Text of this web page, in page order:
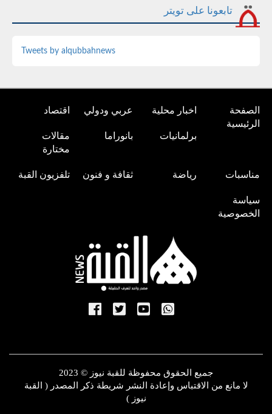
تابعونا على تويتر
Tweets by alqubbahnews
الصفحة
الرئيسية
اخبار محلية عربي ودولي اقتصاد
برلمانيات بانوراما
مقالات
مختارة
مناسبات رياضة ثقافة و فنون تلفزيون القبة
سياسة
الخصوصية
جميع الحقوق محفوظة للقبة نيوز © 2023
لا مانع من الاقتباس وإعادة النشر شريطة ذكر المصدر ( القبة
نيوز )